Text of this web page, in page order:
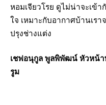
หอมเจียวโรย ดูไม่น่าจะเข้
ใจ เหมาะกับอากาศบ้านเร
ปรุงช่างแต่ง
เชฟอนุกูล พูลพิพัฒน์ หัวหน้า
รูม